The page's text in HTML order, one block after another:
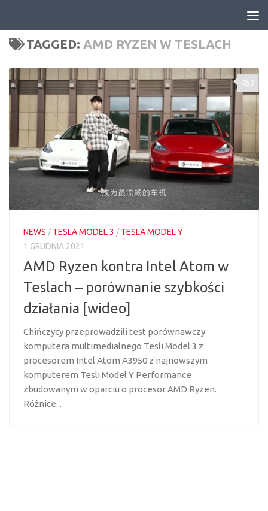
TAGGED: AMD RYZEN W TESLACH
3
NEWS /TESLA MODEL 3 /TESLA MODEL Y
1 GRUDNIA 2021
AMD Ryzen kontra Intel Atom w
Teslach – porównanie szybkości
działania [wideo]
Chińczycy przeprowadzili test porównawczy
komputera multimedialnego Tesli Model 3 z
procesorem Intel Atom A3950 z najnowszym
komputerem Tesli Model Y Performance
zbudowanym w oparciu o procesor AMD Ryzen.
Różnice...